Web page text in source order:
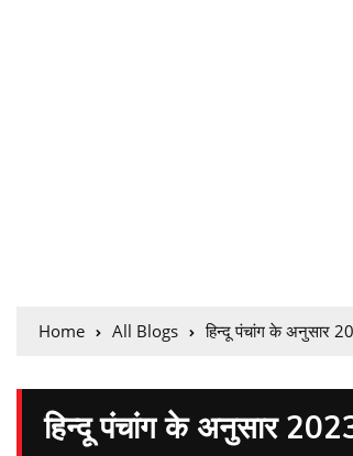
Home All Blogs हिन्दू पंचांग के अनुसार
हिन्दू पंचांग के अनुसार